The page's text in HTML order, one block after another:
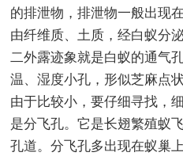
的排泄物，排泄物一般出现
由纤维质、土质，经白蚁分
二外露迹象就是白蚁的通气
温、湿度小孔，形似芝麻点
由于比较小，要仔细寻找，
是分飞孔。它是长翅繁殖蚁
孔道。分飞孔多出现在蚁巢